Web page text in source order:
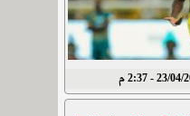
- 2:37 م